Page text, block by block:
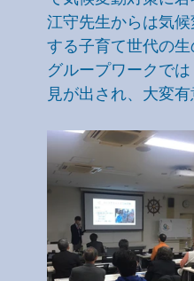
江守先生からは気
する子育て世代の
グループワークで
見が出され、大変